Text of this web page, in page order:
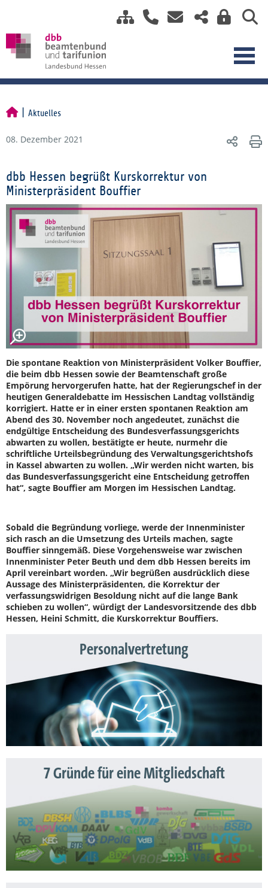
Aktuelles
08. Dezember 2021
dbb Hessen begrüßt Kurskorrektur von
Ministerpräsident Bouffier
Die spontane Reaktion von Ministerpräsident Volker Bouffier,
die beim dbb Hessen sowie der Beamtenschaft große
Empörung hervorgerufen hatte, hat der Regierungschef in der
heutigen Generaldebatte im Hessischen Landtag vollständig
korrigiert. Hatte er in einer ersten spontanen Reaktion am
Abend des 30. November noch angedeutet, zunächst die
endgültige Entscheidung des Bundesverfassungsgerichts
abwarten zu wollen, bestätigte er heute, nurmehr die
schriftliche Urteilsbegründung des Verwaltungsgerichtshofs
in Kassel abwarten zu wollen. „Wir werden nicht warten, bis
das Bundesverfassungsgericht eine Entscheidung getroffen
hat“, sagte Bouffier am Morgen im Hessischen Landtag.
Sobald die Begründung vorliege, werde der Innenminister
sich rasch an die Umsetzung des Urteils machen, sagte
Bouffier sinngemäß. Diese Vorgehensweise war zwischen
Innenminister Peter Beuth und dem dbb Hessen bereits im
April vereinbart worden. „Wir begrüßen ausdrücklich diese
Aussage des Ministerpräsidenten, die Korrektur der
verfassungswidrigen Besoldung nicht auf die lange Bank
schieben zu wollen“, würdigt der Landesvorsitzende des dbb
Hessen, Heini Schmitt, die Kurskorrektur Bouffiers.
Personalvertretung
7 Gründe für eine Mitgliedschaft